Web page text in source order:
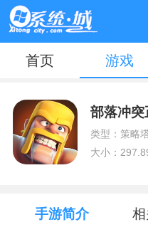
首页 游戏
部落冲突
类型：策略
大小：
手游简介